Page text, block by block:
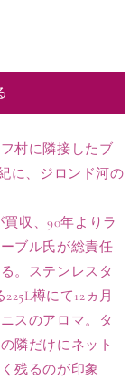
村に隣接したブ
に、ジロンド河の
収、90年よりラ
ブル氏が総責任
。ステンレスタ
樽にて12ヵ月
スのアロマ。タ
隣だけにネット
残るのが印象